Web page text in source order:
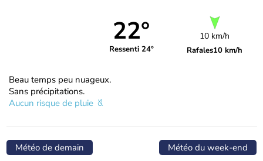
22°
Ressenti 24°
10 km/h
Rafales10 km/h
Beau temps peu nuageux.
Sans précipitations.
Aucun risque de pluie
Météo de demain Météo du week-end